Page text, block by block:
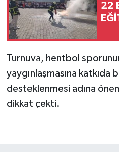
22
Turnuva, hentbol
yaygınlaşmasına
desteklenmesi adına
dikkat çekti.